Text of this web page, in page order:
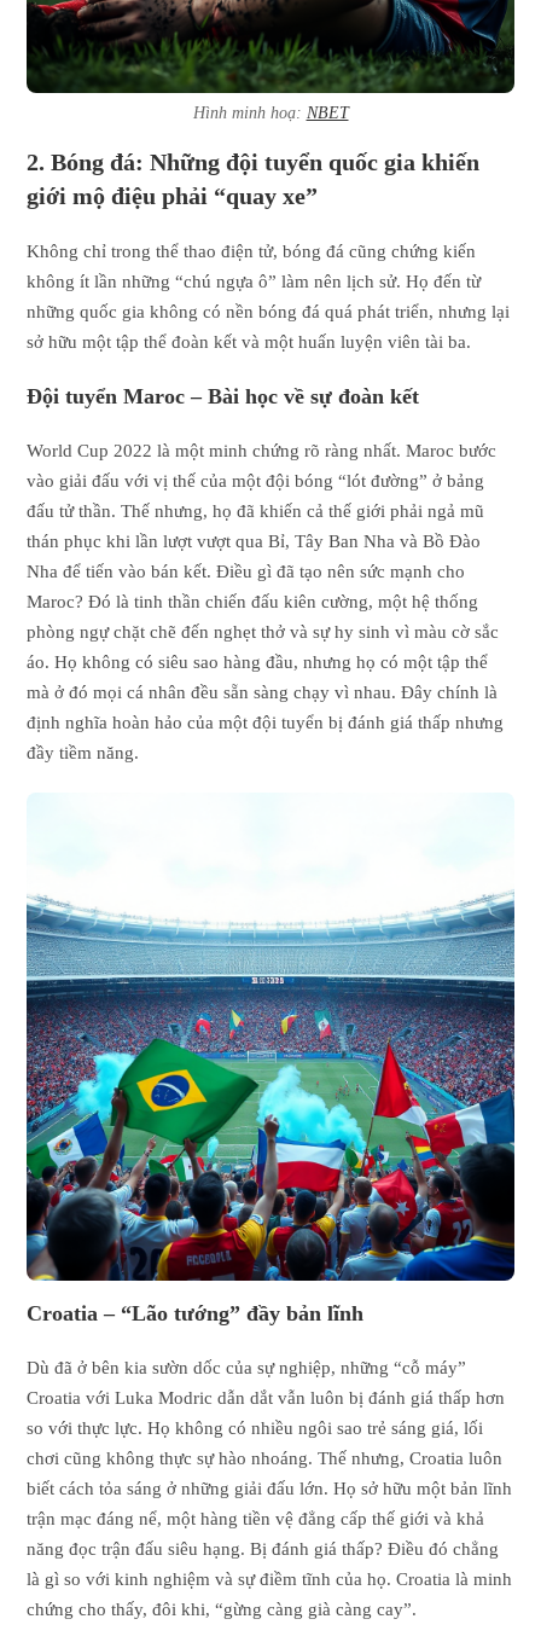
Hình minh hoạ: NBET
2. Bóng đá: Những đội tuyển quốc gia khiến
giới mộ điệu phải “quay xe”
Không chỉ trong thể thao điện tử, bóng đá cũng chứng kiến
không ít lần những “chú ngựa ô” làm nên lịch sử. Họ đến từ
những quốc gia không có nền bóng đá quá phát triển, nhưng lại
sở hữu một tập thể đoàn kết và một huấn luyện viên tài ba.
Đội tuyển Maroc – Bài học về sự đoàn kết
World Cup 2022 là một minh chứng rõ ràng nhất. Maroc bước
vào giải đấu với vị thế của một đội bóng “lót đường” ở bảng
đấu tử thần. Thế nhưng, họ đã khiến cả thế giới phải ngả mũ
thán phục khi lần lượt vượt qua Bỉ, Tây Ban Nha và Bồ Đào
Nha để tiến vào bán kết. Điều gì đã tạo nên sức mạnh cho
Maroc? Đó là tinh thần chiến đấu kiên cường, một hệ thống
phòng ngự chặt chẽ đến nghẹt thở và sự hy sinh vì màu cờ sắc
áo. Họ không có siêu sao hàng đầu, nhưng họ có một tập thể
mà ở đó mọi cá nhân đều sẵn sàng chạy vì nhau. Đây chính là
định nghĩa hoàn hảo của một đội tuyển bị đánh giá thấp nhưng
đầy tiềm năng.
Croatia – “Lão tướng” đầy bản lĩnh
Dù đã ở bên kia sườn dốc của sự nghiệp, những “cỗ máy”
Croatia với Luka Modric dẫn dắt vẫn luôn bị đánh giá thấp hơn
so với thực lực. Họ không có nhiều ngôi sao trẻ sáng giá, lối
chơi cũng không thực sự hào nhoáng. Thế nhưng, Croatia luôn
biết cách tỏa sáng ở những giải đấu lớn. Họ sở hữu một bản lĩnh
trận mạc đáng nể, một hàng tiền vệ đẳng cấp thế giới và khả
năng đọc trận đấu siêu hạng. Bị đánh giá thấp? Điều đó chẳng
là gì so với kinh nghiệm và sự điềm tĩnh của họ. Croatia là minh
chứng cho thấy, đôi khi, “gừng càng già càng cay”.